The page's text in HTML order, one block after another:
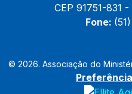
CEP 91751-831
Fone:
© 2026. Associação do